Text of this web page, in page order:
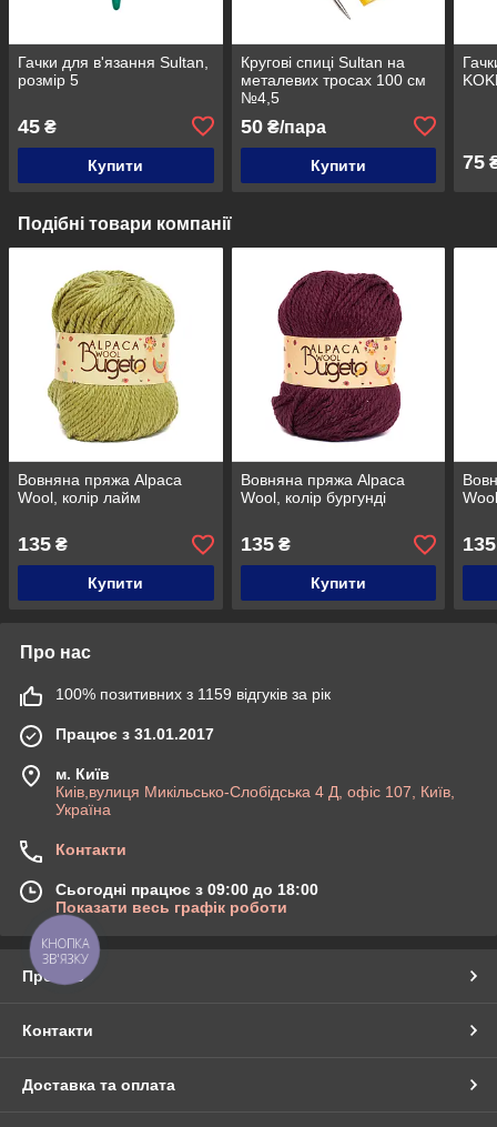
Гачки для в'язання Sultan,
розмір 5
45 ₴
Купити
Кругові спиці Sultan на
металевих тросах 100 см
№4,5
50₴/пара
Купити 75
Подібні товари компанії
Вовняна пряжа Alpaca
Wool, колір лайм
135 ₴
Купити
Вовняна пряжа Alpaca
Wool, колір бургунді
135₴
Купити
135
Про нас
100% позитивних з 1159 відгуків за рік
Працює з 31.01.2017
м. Київ
Киів,вулиця Микільсько-Слобідська 4 Д, офіс 107, Київ,
Україна
Контакти
Сьогодні працює з 09:00 до 18:00
Показати весь графік роботи
Про нас
Контакти
Доставка та оплата
КНОПКА
ЗВ'ЯЗКУ